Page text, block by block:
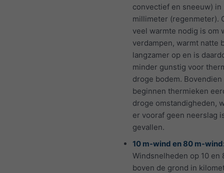
convectief en sneeuw) in
millimeter (regenmeter).
veel warmte nodig is om
verdampen, warmt natte
langzamer op en is
minder gunstig voor
droge bodem. Bovendien
beginnen thermieken
droge omstandigheden,
er vooraf geen neerslag
gevallen.
10 m-wind en 80 m-
Windsnelheden op 10 en
boven de grond in